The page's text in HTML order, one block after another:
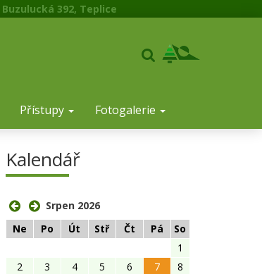
Buzulucká 392, Teplice
Přístupy Fotogalerie
Kalendář
Srpen 2026
Ne
Po Út Stř Čt Pá
So
1
2
3 4 5 6 7
8